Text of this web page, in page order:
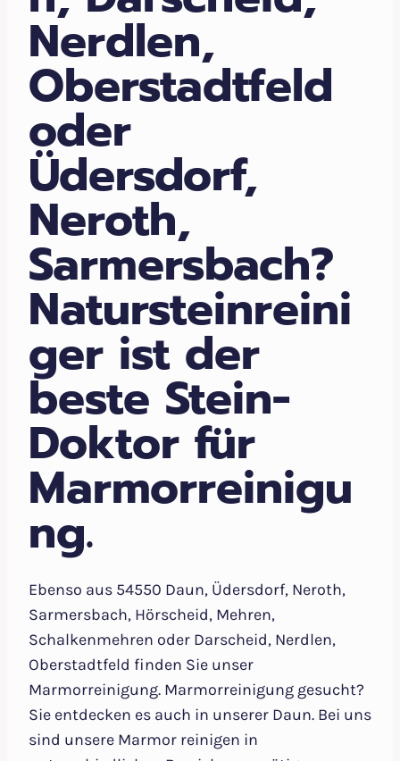
Nerdlen,
Oberstadtfeld
oder
Üdersdorf,
Neroth,
Sarmersbach?
Natursteinreini
ger ist der
beste Stein-
Doktor für
Marmorreinigu
ng.
Ebenso aus 54550 Daun, Üdersdorf, Neroth,
Sarmersbach, Hörscheid, Mehren,
Schalkenmehren oder Darscheid, Nerdlen,
Oberstadtfeld finden Sie unser
Marmorreinigung. Marmorreinigung gesucht?
Sie entdecken es auch in unserer Daun. Bei uns
sind unsere Marmor reinigen in